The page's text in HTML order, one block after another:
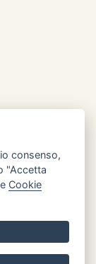
consenso,
"Accetta
Cookie